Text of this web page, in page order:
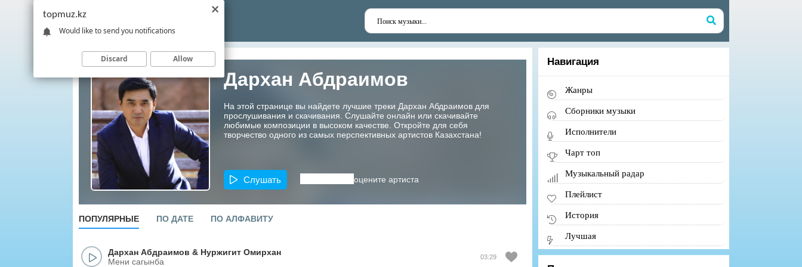
Дархан Абдраимов
На этой странице вы найдете лучшие треки Дархан Абдраимов для
прослушивания и скачивания. Слушайте онлайн или скачивайте
любимые композиции в высоком качестве. Откройте для себя
творчество одного из самых перспективных артистов Казахстана!
Слушать оцените артиста
ПОПУЛЯРНЫЕ ПО ДАТЕ ПО АЛФАВИТУ
Дархан Абдраимов & Нуржигит Омирхан
Мени сагынба
03:29
Навигация
Жанры
Сборники музыки
Исполнители
Чарт топ
Музыкальный радар
Плейлист
История
Лучшая
topmuz.kz
Would like to send you notifications
Discard Allow